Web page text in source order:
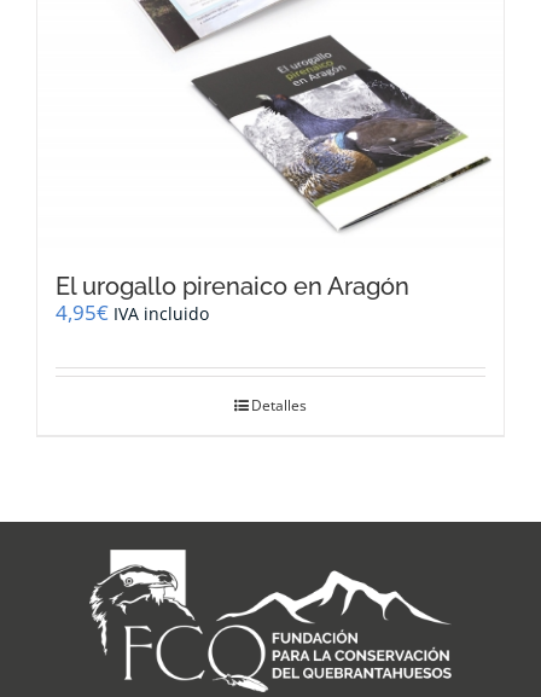
El urogallo pirenaico en Aragón
4,95€ IVA incluido
Detalles